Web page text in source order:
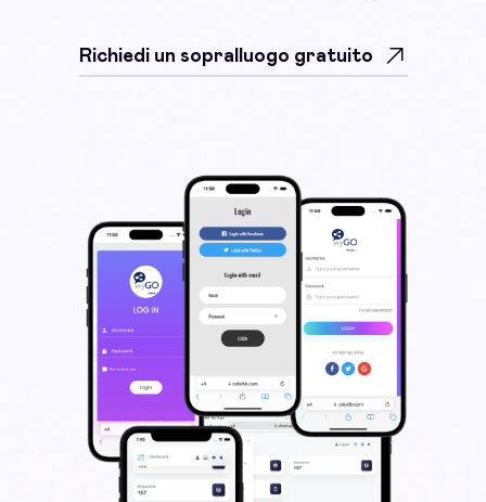
Richiedi un sopralluogo gratuito